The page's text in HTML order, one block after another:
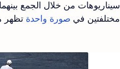
سيناريوهات من خلال الجمع
مختلفتين في صورة واحدة تظهر